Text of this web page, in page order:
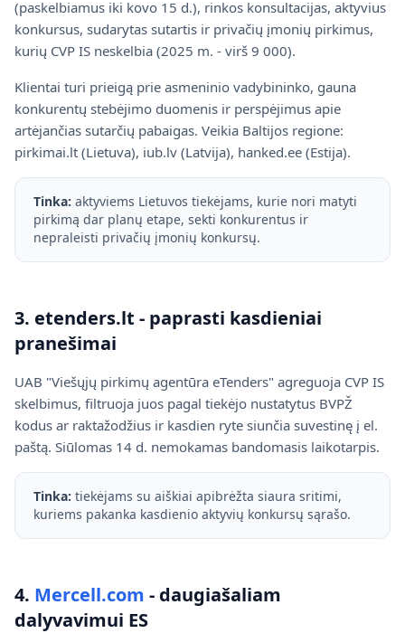
(paskelbiamus iki kovo 15 d.), rinkos konsultacijas, aktyvius
konkursus, sudarytas sutartis ir privačių įmonių pirkimus,
kurių CVP IS neskelbia (2025 m. - virš 9 000).
Klientai turi prieigą prie asmeninio vadybininko, gauna
konkurentų stebėjimo duomenis ir perspėjimus apie
artėjančias sutarčių pabaigas. Veikia Baltijos regione:
pirkimai.lt (Lietuva), iub.lv (Latvija), hanked.ee (Estija).
Tinka: aktyviems Lietuvos tiekėjams, kurie nori matyti
pirkimą dar planų etape, sekti konkurentus ir
nepraleisti privačių įmonių konkursų.
3. etenders.lt - paprasti kasdieniai
pranešimai
UAB "Viešųjų pirkimų agentūra eTenders" agreguoja CVP IS
skelbimus, filtruoja juos pagal tiekėjo nustatytus BVPŽ
kodus ar raktažodžius ir kasdien ryte siunčia suvestinę į el.
paštą. Siūlomas 14 d. nemokamas bandomasis laikotarpis.
Tinka: tiekėjams su aiškiai apibrėžta siaura sritimi,
kuriems pakanka kasdienio aktyvių konkursų sąrašo.
4. Mercell.com - daugiašaliam
dalyvavimui ES